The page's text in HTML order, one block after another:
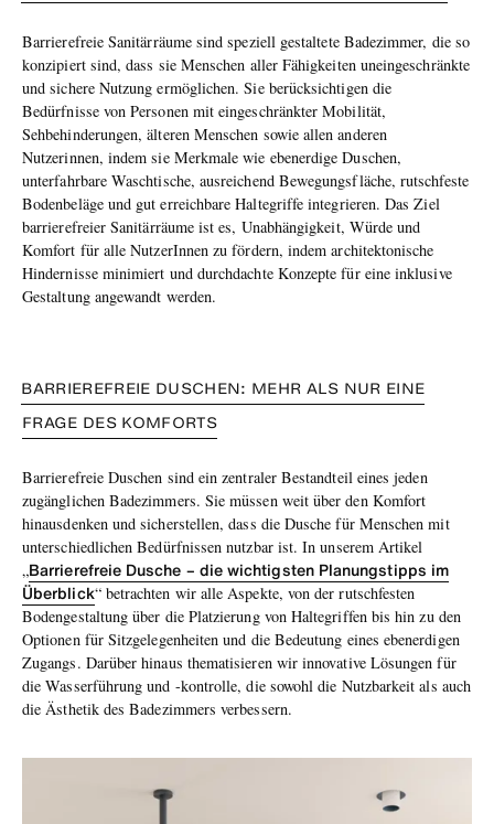
Barrierefreie Sanitärräume sind speziell gestaltete Badezimmer, die so
konzipiert sind, dass sie Menschen aller Fähigkeiten uneingeschränkte
und sichere Nutzung ermöglichen. Sie berücksichtigen die
Bedürfnisse von Personen mit eingeschränkter Mobilität,
Sehbehinderungen, älteren Menschen sowie allen anderen
Nutzerinnen, indem sie Merkmale wie ebenerdige Duschen,
unterfahrbare Waschtische, ausreichend Bewegungsfläche, rutschfeste
Bodenbeläge und gut erreichbare Haltegriffe integrieren. Das Ziel
barrierefreier Sanitärräume ist es, Unabhängigkeit, Würde und
Komfort für alle NutzerInnen zu fördern, indem architektonische
Hindernisse minimiert und durchdachte Konzepte für eine inklusive
Gestaltung angewandt werden.
BARRIEREFREIE DUSCHEN: MEHR ALS NUR EINE
FRAGE DES KOMFORTS
Barrierefreie Duschen sind ein zentraler Bestandteil eines jeden
zugänglichen Badezimmers. Sie müssen weit über den Komfort
hinausdenken und sicherstellen, dass die Dusche für Menschen mit
unterschiedlichen Bedürfnissen nutzbar ist. In unserem Artikel
„Barrierefreie Dusche – die wichtigsten Planungstipps im
Überblick“ betrachten wir alle Aspekte, von der rutschfesten
Bodengestaltung über die Platzierung von Haltegriffen bis hin zu den
Optionen für Sitzgelegenheiten und die Bedeutung eines ebenerdigen
Zugangs. Darüber hinaus thematisieren wir innovative Lösungen für
die Wasserführung und -kontrolle, die sowohl die Nutzbarkeit als auch
die Ästhetik des Badezimmers verbessern.